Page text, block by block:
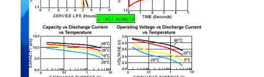
Μπαταρία Lithium Polymer
μπαταρίες ενεργειακής αποθήκευσης
NiMH επαναφορτιζόμενες μπαταρίες